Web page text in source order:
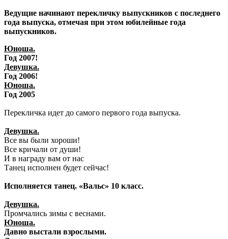
Ведущие начинают перекличку выпускников с последнего
года выпуска, отмечая при этом юбилейные года
выпускников.
Юноша.
Год 2007!
Девушка.
Год 2006!
Юноша.
Год 2005
Перекличка идет до самого первого года выпуска.
Девушка.
Все вы были хороши!
Все кричали от души!
И в награду вам от нас
Танец исполнен будет сейчас!
Исполняется танец. «Вальс» 10 класс.
Девушка.
Промчались зимы с веснами.
Юноша.
Давно выстали взрослыми.